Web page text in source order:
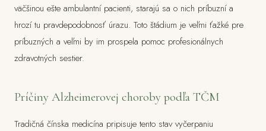
väčšinou ešte ambulantní pacienti, starajú sa o nich príbuzní a
hrozí tu pravdepodobnosť úrazu. Toto štádium je veľmi ťažké pre
príbuzných a veľmi by im prospela pomoc profesionálnych
zdravotných sestier.
Príčiny Alzheimerovej choroby podľa TČM
Tradičná čínska medicína pripisuje tento stav vyčerpaniu